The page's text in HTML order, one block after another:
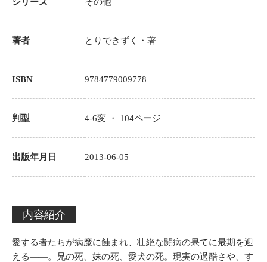
著者 とりできずく ・著
ISBN 9784779009778
判型 4-6変 ・ 104ページ
出版年月日 2013-06-05
内容紹介
愛する者たちが病魔に蝕まれ、壮絶な闘病の果てに最期を迎
える――。兄の死、妹の死、愛犬の死。現実の過酷さや、す